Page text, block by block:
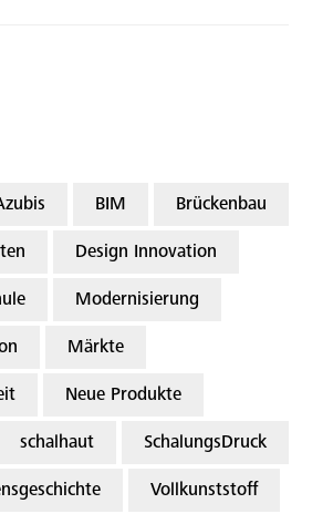
BIM Brückenbau
Design Innovation
Modernisierung
Märkte
Neue Produkte
schalhaut SchalungsDruck
Vollkunststoff